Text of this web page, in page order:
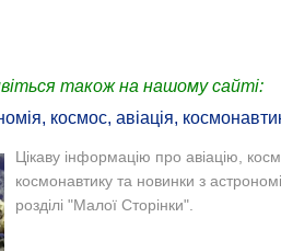
також на нашому сайті:
космос, авіація,
Цікаву інформацію про авіацію,
космонавтику та новинки з
розділі "Малої Сторінки".